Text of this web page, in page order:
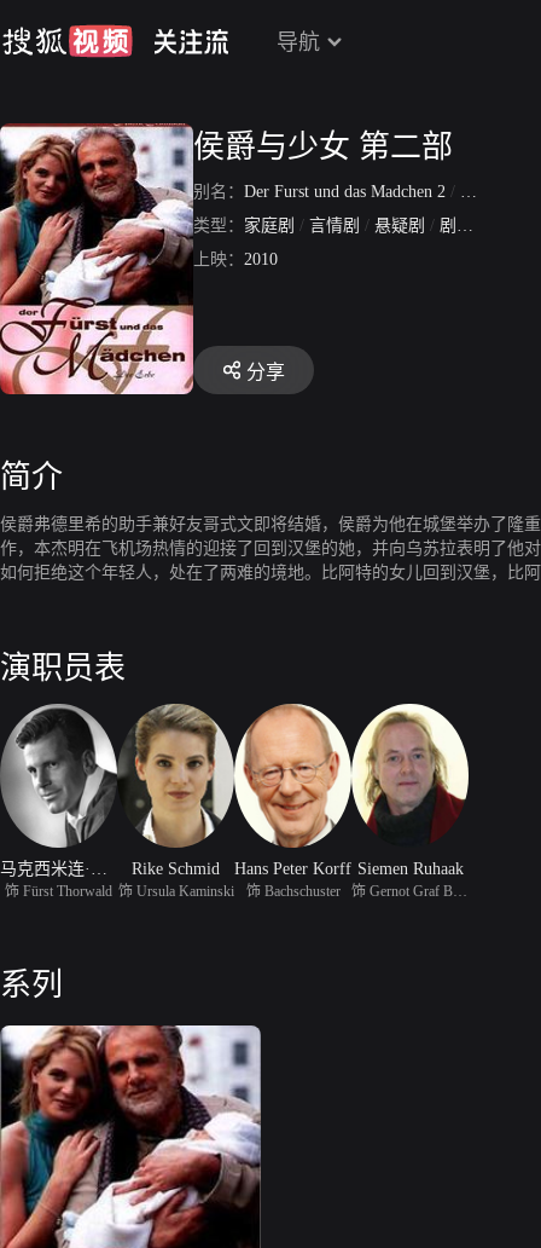
导航
侯爵与少女 第二部
别名： Der Furst und das Madchen 2 / 侯爵与少
类型： 家庭剧 / 言情剧 / 悬疑剧 / 剧情片
上映： 2010
分享
简介
侯爵弗德里希的助手兼好友哥式文即将结婚，侯爵为他在城堡举办了隆
作，本杰明在飞机场热情的迎接了回到汉堡的她，并向乌苏拉表明了他
如何拒绝这个年轻人，处在了两难的境地。比阿特的女儿回到汉堡，比
演职员表
饰 Fürst Thorwald
Rike Schmid
饰 Ursula Kaminski
Hans Peter Korff
饰 Bachschuster
Siemen Ruhaak
系列